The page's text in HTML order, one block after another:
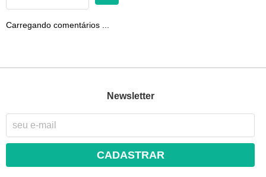
Carregando comentários ...
Newsletter
CADASTRAR